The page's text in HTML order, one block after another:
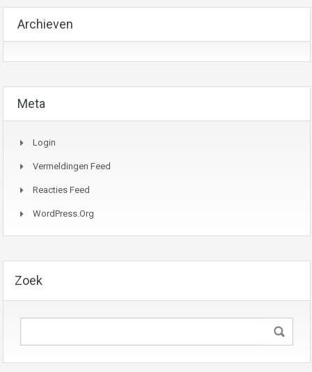
Archieven
Meta
Login
Vermeldingen Feed
Reacties Feed
WordPress.org
Zoek